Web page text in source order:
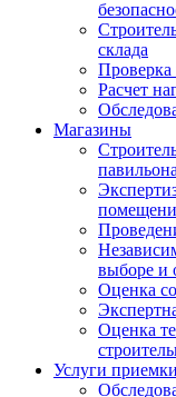
склада
Проверка
Расчет
Магазины
выборе и
Оценка
Оценка
Услуги приемки